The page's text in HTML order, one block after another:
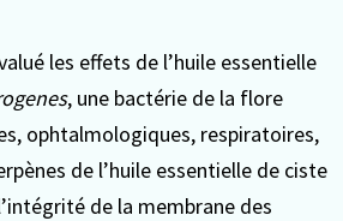
les effets de l’huile essentielle
, une bactérie de la flore
ophtalmologiques, respiratoires,
de l’huile essentielle de ciste
de la membrane des